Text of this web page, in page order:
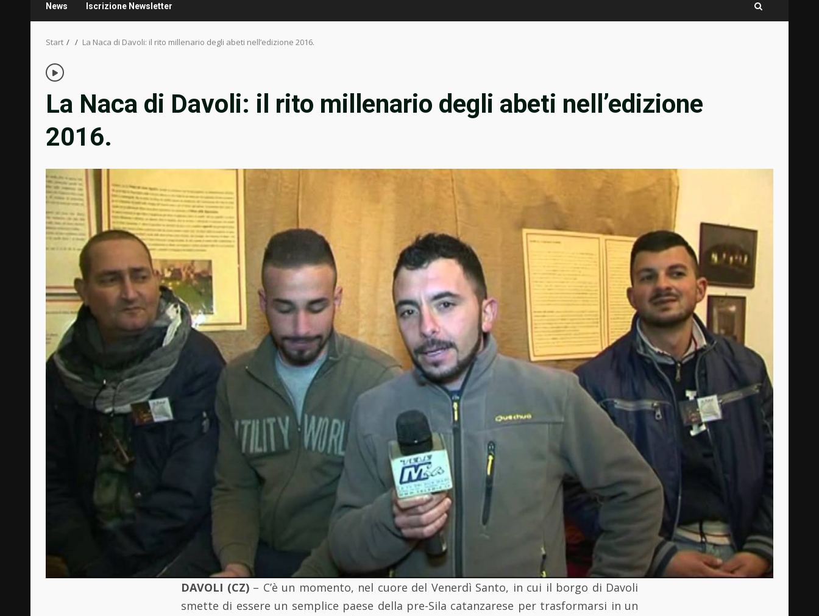
News Iscrizione Newsletter
Start La Naca di Davoli: il rito millenario degli abeti nell’edizione 2016.
La Naca di Davoli: il rito millenario degli abeti nell’edizione
2016.
DAVOLI (CZ)– C’è un momento, nel cuore del Venerdì Santo, in cui il borgo di Davoli
smette di essere un semplice paese della pre-Sila catanzarese per trasformarsi in un